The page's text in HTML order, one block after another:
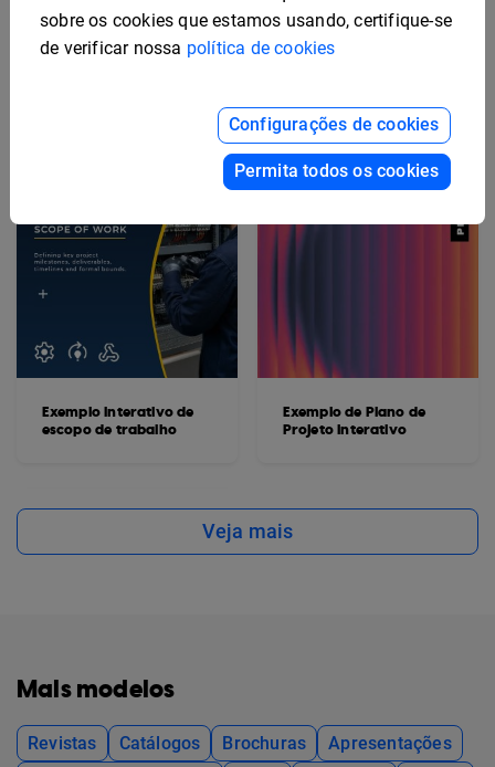
Exemplo interativo de
escopo de trabalho
Segurança Interativo
Exemplo de Plano de
Projeto Interativo
Veja mais
Mais modelos
Revistas Catálogos Brochuras
Apresentações
sobre os cookies que estamos usando, certifique-se
de verificar nossa política de cookies
Configurações de cookies
Permita todos os cookies